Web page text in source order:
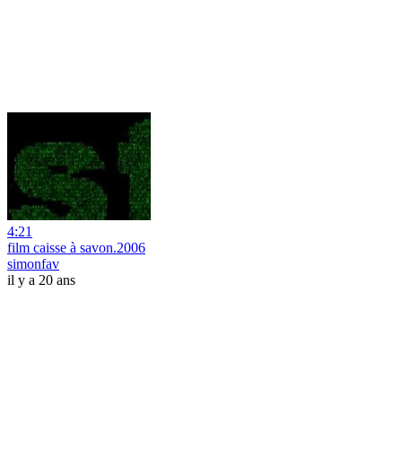
4:21
film caisse à savon.2006
simonfav
il y a 20 ans